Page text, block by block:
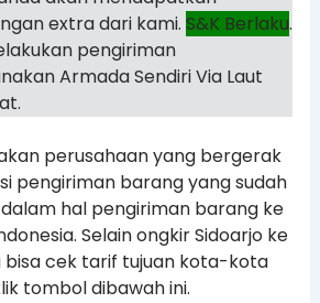
extra dari kami. S&K Berlaku.
pengiriman
Armada Sendiri Via Laut
perusahaan yang bergerak
pengiriman barang yang sudah
hal pengiriman barang ke
Selain ongkir Sidoarjo ke
bisa cek tarif tujuan kota-kota
tombol dibawah ini.